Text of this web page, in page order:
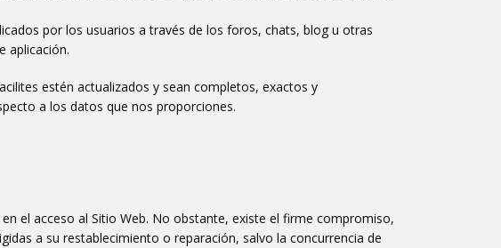
por los usuarios a través de los foros, chats, blog u otras
aplicación.
estén actualizados y sean completos, exactos y
a los datos que nos proporciones.
el acceso al Sitio Web. No obstante, existe el firme compromiso,
a su restablecimiento o reparación, salvo la concurrencia de